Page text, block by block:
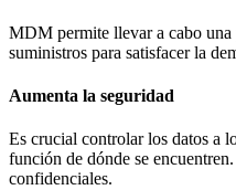
MDM permite llevar a cabo una
suministros para satisfacer la
Aumenta la seguridad
Es crucial controlar los datos a
función de dónde se
confidenciales.